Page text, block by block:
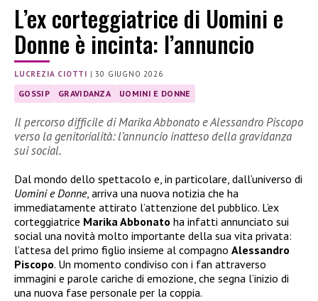
L’ex corteggiatrice di Uomini e
Donne è incinta: l’annuncio
LUCREZIA CIOTTI |30 GIUGNO 2026
GOSSIP GRAVIDANZA UOMINI E DONNE
Il percorso difficile di Marika Abbonato e Alessandro Piscopo
verso la genitorialità: l’annuncio inatteso della gravidanza
sui social.
Dal mondo dello spettacolo e, in particolare, dall’universo di
Uomini e Donne, arriva una nuova notizia che ha
immediatamente attirato l’attenzione del pubblico. L’ex
corteggiatrice Marika Abbonato ha infatti annunciato sui
social una novità molto importante della sua vita privata:
l’attesa del primo figlio insieme al compagno Alessandro
Piscopo. Un momento condiviso con i fan attraverso
immagini e parole cariche di emozione, che segna l’inizio di
una nuova fase personale per la coppia.